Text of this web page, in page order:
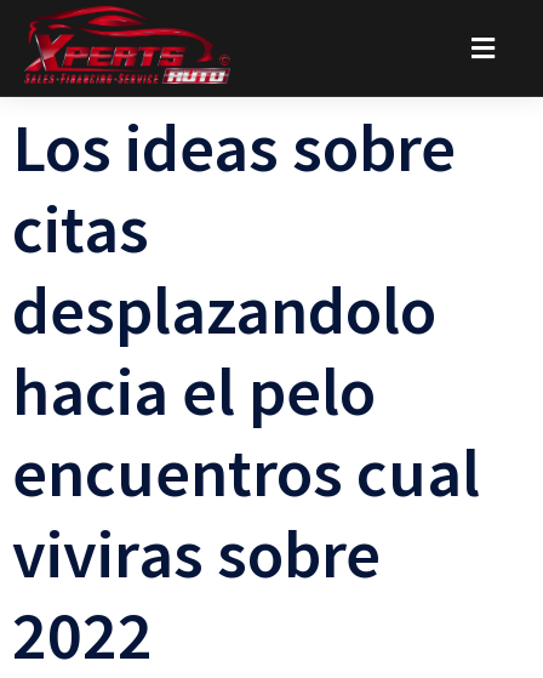
Los ideas sobre
citas
desplazandolo
hacia el pelo
encuentros cual
viviras sobre
2022